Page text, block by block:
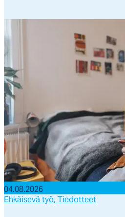
04.08.2026
Ehkäisevä työ, Tiedotteet